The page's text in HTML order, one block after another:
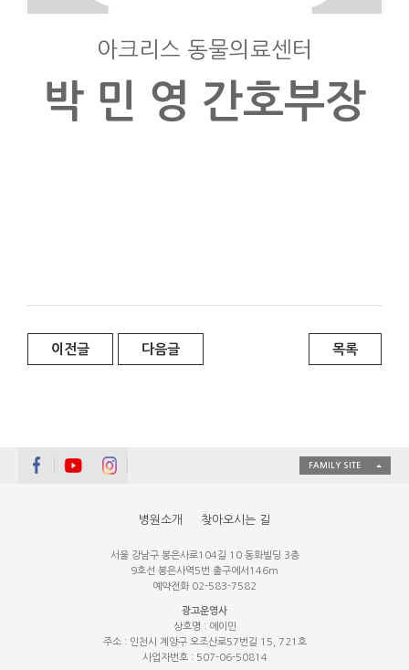
아크리스 동물의료센터
박 민 영 간호부장
이전글 다음글 목록
FAMILY SITE
병원소개 찾아오시는 길
서울 강남구 봉은사로104길 10 동화빌딩 3층
9호선 봉은사역5번 출구에서146m
예약전화 02-583-7582
광고운영사
상호명 : 에이민
주소 : 인천시 계양구 오조산로57번길 15, 721호
사업자번호 : 507-06-50814